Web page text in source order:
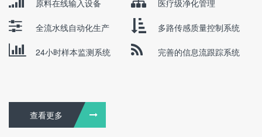
原料在线输入设备 医疗级净化管理
全流水线自动化生产 多路传感质量控制系统
24小时样本监测系统 完善的信息流跟踪系统
查看更多